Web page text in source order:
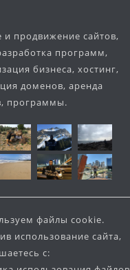
и продвижение сайтов,
программ,
бизнеса, хостинг,
доменов, аренда
программы.
файлы cookie.
использование сайта,
с: